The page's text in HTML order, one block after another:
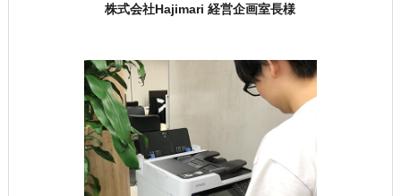
株式会社Hajimari 経営企画室長様